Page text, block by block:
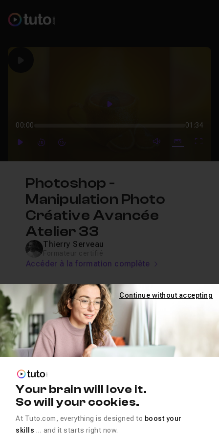
Play
00:00 01:34
PlayForwardForward mute video
Subtitles
Photoshop -
Manipulation Photo
Créative Avancée
Atelier 33
Thierry Serveau
Accéder à la formation complète